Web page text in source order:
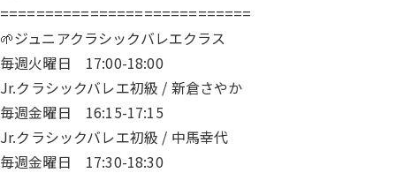
============================
🌱ジュニアクラシックバレエクラス
毎週火曜日 17:00-18:00
Jr.クラシックバレエ初級 / 新倉さやか
毎週金曜日 16:15-17:15
Jr.クラシックバレエ初級 / 中馬幸代
毎週金曜日 17:30-18:30